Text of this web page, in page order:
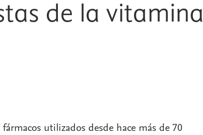
de la vitamina
utilizados desde hace más de 70